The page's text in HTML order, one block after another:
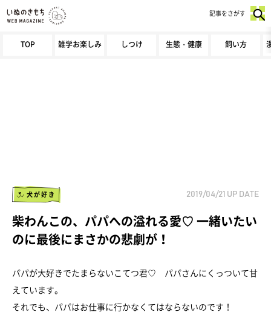
TOP 雑学お楽しみ しつけ 生態・健康 飼い方
記事をさがす
犬が好き 2019/04/21 UP DATE
柴わんこの、パパへの溢れる愛♡ 一緒いたい
のに最後にまさかの悲劇が！
パパが大好きでたまらないこてつ君♡ パパさんにくっついて甘
えています。
それでも、パパはお仕事に行かなくてはならないのです！